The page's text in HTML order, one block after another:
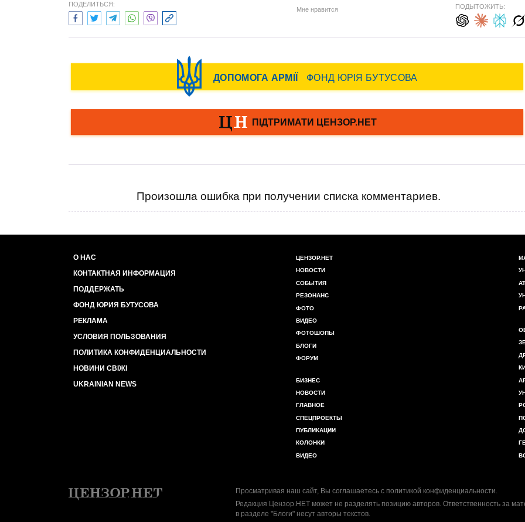
ПОДЕЛИТЬСЯ:
Мне нравится ПОДЫТОЖИТЬ:
Произошла ошибка при получении списка комментариев.
О НАС
КОНТАКТНАЯ ИНФОРМАЦИЯ
ПОДДЕРЖАТЬ
ФОНД ЮРИЯ БУТУСОВА
РЕКЛАМА
УСЛОВИЯ ПОЛЬЗОВАНИЯ
ПОЛИТИКА КОНФИДЕНЦИАЛЬНОСТИ
НОВИНИ СВІЖІ
UKRAINIAN NEWS
ЦЕНЗОР.НЕТ
НОВОСТИ
СОБЫТИЯ
РЕЗОНАНС
ФОТО
ВИДЕО
ФОТОШОПЫ
БЛОГИ
ФОРУМ
БИЗНЕС
НОВОСТИ
ГЛАВНОЕ
СПЕЦПРОЕКТЫ
ПУБЛИКАЦИИ
КОЛОНКИ
ВИДЕО
Просматривая наш сайт, Вы соглашаетесь с политикой конфиденциальности.
Редакция Цензор.НЕТ может не разделять позицию авторов. Ответственность за
в разделе "Блоги" несут авторы текстов.